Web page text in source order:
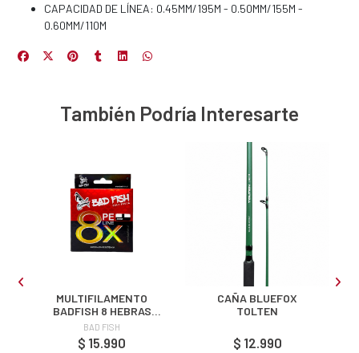
JUGAR
CAPACIDAD DE LÍNEA: 0.45MM/195M - 0.50MM/155M -
0.60MM/110M
También Podría Interesarte
MULTIFILAMENTO
BADFISH 8 HEBRAS
MULTICOLOR 300M
BAD FISH
$ 15.990
CAÑA BLUEFOX
TOLTEN
$ 12.990